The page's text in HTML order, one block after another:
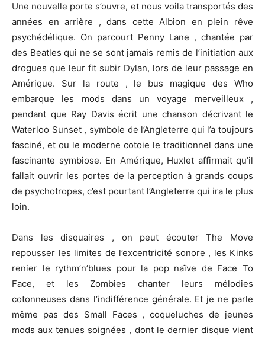
Une nouvelle porte s’ouvre, et nous voila transportés des
années en arrière , dans cette Albion en plein rêve
psychédélique. On parcourt Penny Lane , chantée par
des Beatles qui ne se sont jamais remis de l’initiation aux
drogues que leur fit subir Dylan, lors de leur passage en
Amérique. Sur la route , le bus magique des Who
embarque les mods dans un voyage merveilleux ,
pendant que Ray Davis écrit une chanson décrivant le
Waterloo Sunset , symbole de l’Angleterre qui l’a toujours
fasciné, et ou le moderne cotoie le traditionnel dans une
fascinante symbiose. En Amérique, Huxlet affirmait qu’il
fallait ouvrir les portes de la perception à grands coups
de psychotropes, c’est pourtant l’Angleterre qui ira le plus
loin.
Dans les disquaires , on peut écouter The Move
repousser les limites de l’excentricité sonore , les Kinks
renier le rythm’n’blues pour la pop naïve de Face To
Face, et les Zombies chanter leurs mélodies
cotonneuses dans l’indifférence générale. Et je ne parle
même pas des Small Faces , coqueluches de jeunes
mods aux tenues soignées , dont le dernier disque vient